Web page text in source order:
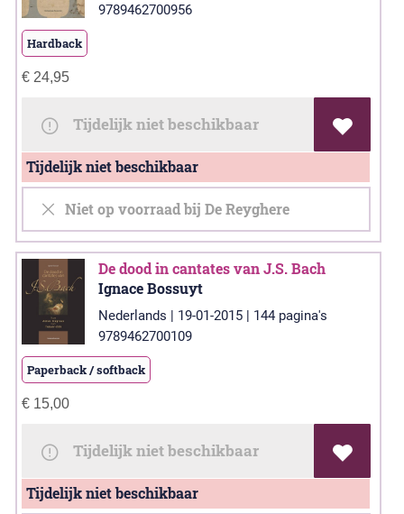
9789462700956
Hardback
€24,95
Tijdelijk niet beschikbaar
Tijdelijk niet beschikbaar
Niet op voorraad bij De Reyghere
De dood in cantates van J.S. Bach
Ignace Bossuyt
Nederlands | 19-01-2015 | 144 pagina's
9789462700109
Paperback / softback
€15,00
Tijdelijk niet beschikbaar
Tijdelijk niet beschikbaar